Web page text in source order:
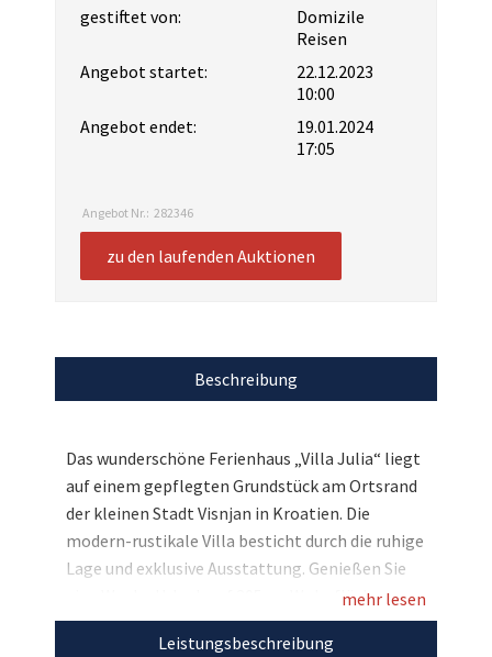
gestiftet von:
Domizile
Reisen
Angebot startet:
22.12.2023
10:00
Angebot endet:
19.01.2024
17:05
Angebot Nr.: 282346
zu den laufenden Auktionen
Beschreibung
Das wunderschöne Ferienhaus „Villa Julia“ liegt
auf einem gepflegten Grundstück am Ortsrand
der kleinen Stadt Visnjan in Kroatien. Die
modern-rustikale Villa besticht durch die ruhige
Lage und exklusive Ausstattung. Genießen Sie
eine Woche Urlaub auf 205qm Wohnfläche
inklusive Terrasse, Pool und Grillplatz. In den
vier Doppelzimmern, jeweils mit Bad ensuite,
mehr lesen
Leistungsbeschreibung